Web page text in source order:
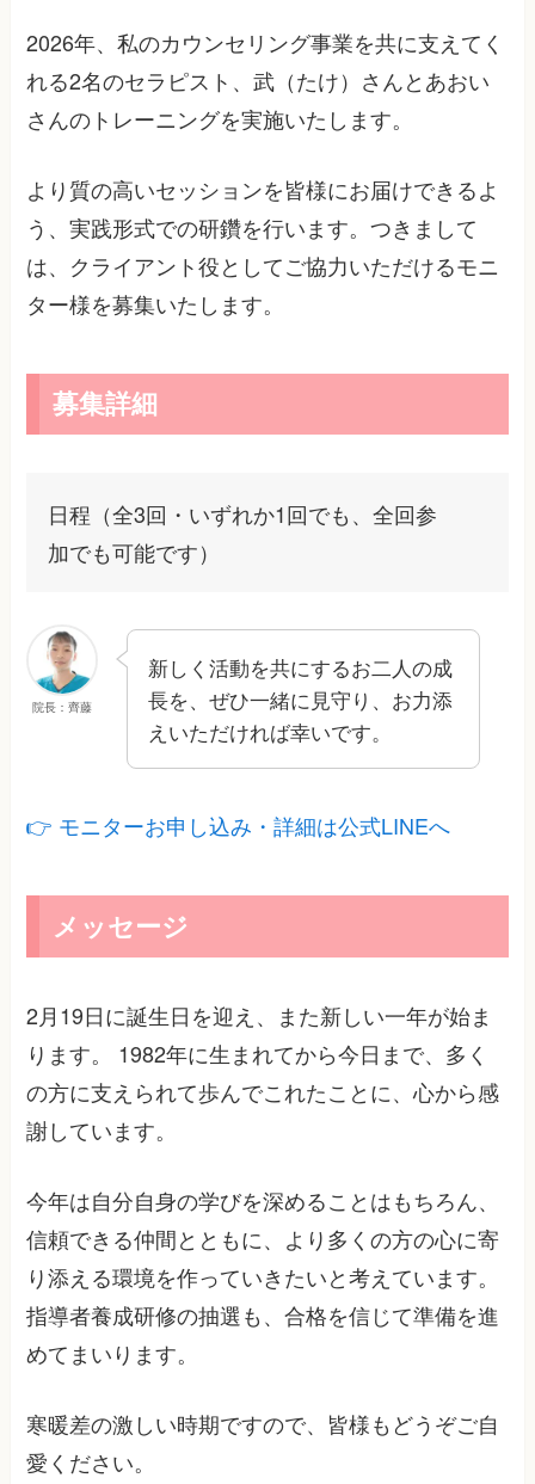
2026年、私のカウンセリング事業を共に支えてく
れる2名のセラピスト、武（たけ）さんとあおい
さんのトレーニングを実施いたします。
より質の高いセッションを皆様にお届けできるよ
う、実践形式での研鑽を行います。つきまして
は、クライアント役としてご協力いただけるモニ
ター様を募集いたします。
募集詳細
日程（全3回・いずれか1回でも、全回参
加でも可能です）
院長：齊藤
新しく活動を共にするお二人の成
長を、ぜひ一緒に見守り、お力添
えいただければ幸いです。
👉 モニターお申し込み・詳細は公式LINEへ
メッセージ
2月19日に誕生日を迎え、また新しい一年が始ま
ります。 1982年に生まれてから今日まで、多く
の方に支えられて歩んでこれたことに、心から感
謝しています。
今年は自分自身の学びを深めることはもちろん、
信頼できる仲間とともに、より多くの方の心に寄
り添える環境を作っていきたいと考えています。
指導者養成研修の抽選も、合格を信じて準備を進
めてまいります。
寒暖差の激しい時期ですので、皆様もどうぞご自
愛ください。